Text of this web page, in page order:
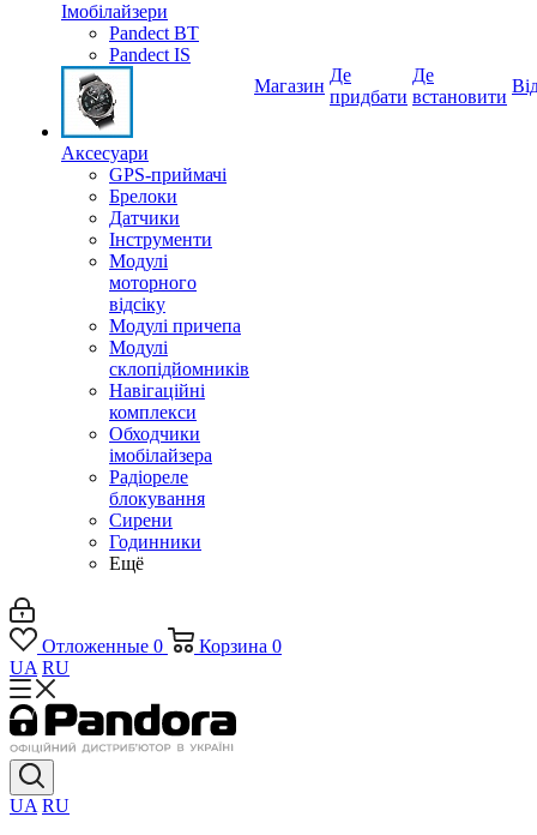
Імобілайзери
Pandect BT
Pandect IS
Аксесуари
GPS-приймачі
Брелоки
Датчики
Інструменти
Модулі
моторного
відсіку
Модулі причепа
Модулі
склопідйомників
Навігаційні
комплекси
Обходчики
імобілайзера
Радіореле
блокування
Сирени
Годинники
Ещё
Магазин
Де
придбати
Де
встановити
Отложенные 0 Корзина 0
UA RU
UA RU